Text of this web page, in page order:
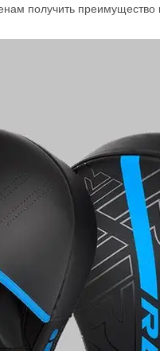
получить преимущество